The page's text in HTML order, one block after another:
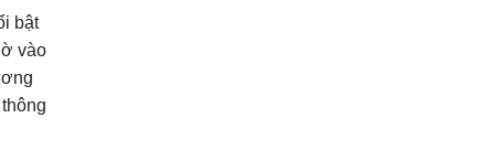
bật
vào